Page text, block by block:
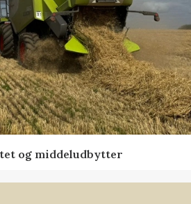
og middeludbytter